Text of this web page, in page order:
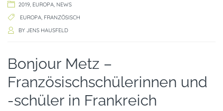
2019, EUROPA, NEWS
EUROPA, FRANZÖSISCH
BY JENS HAUSFELD
Bonjour Metz –
Französischschülerinnen und
-schüler in Frankreich